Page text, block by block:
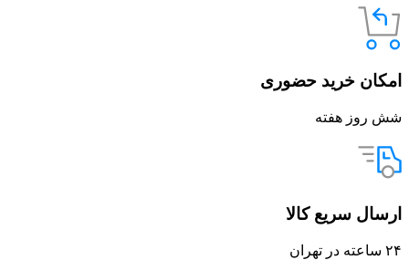
امکان خرید حضوری
شش روز هفته
ارسال سریع کالا
۲۴ ساعته در تهران